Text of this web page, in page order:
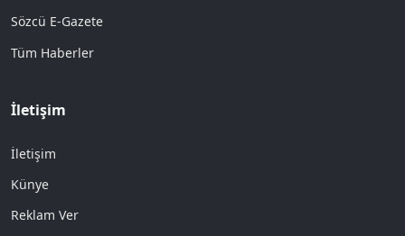
Sözcü E-Gazete
Tüm Haberler
İletişim
İletişim
Künye
Reklam Ver